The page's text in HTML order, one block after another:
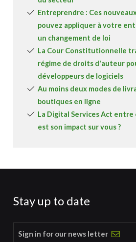
Entreprendre : Ces
pouvez appliquer à votre
un changement de loi
La Cour Constitutionnelle
régime de droits d'auteur
développeurs de logiciels
Au moins deux modes de
boutiques en ligne
La Digital Services Act entre
est son impact sur vous ?
Stay up to date
Sign in for our news letter